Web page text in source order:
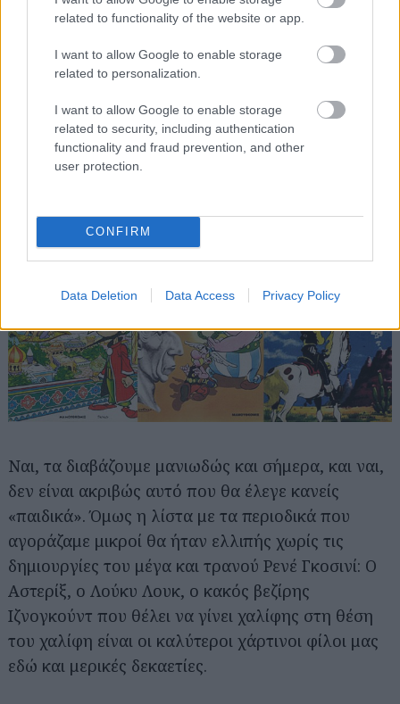
related to functionality of the website or app.
I want to allow Google to enable storage
related to personalization.
I want to allow Google to enable storage
related to security, including authentication
functionality and fraud prevention, and other
user protection.
CONFIRM
Data Deletion Data Access Privacy Policy
Η Αμερική των 60s είχε, προφανώς, πολλά κοινά
με την Ελλάδα των 90s. Αλλιώς δεν εξηγείται η
γιγάντια επιτυχία των ερωτικών περιπετειών μιας
και συχνάζουν σε drive in, στο αγαπημένο
εφηβικό κόμικ της δεκαετίας του ’90.
σχολή
Ναι, τα διαβάζουμε μανιωδώς και σήμερα, και ναι,
δεν είναι ακριβώς αυτό που θα έλεγε κανείς
«παιδικά». Όμως η λίστα με τα περιοδικά που
αγοράζαμε μικροί θα ήταν ελλιπής χωρίς τις
δημιουργίες του μέγα και τρανού Ρενέ Γκοσινί: Ο
Αστερίξ, ο Λούκυ Λουκ, ο κακός βεζίρης
Ιζνογκούντ που θέλει να γίνει χαλίφης στη θέση
του χαλίφη είναι οι καλύτεροι χάρτινοι φίλοι μας
εδώ και μερικές δεκαετίες.